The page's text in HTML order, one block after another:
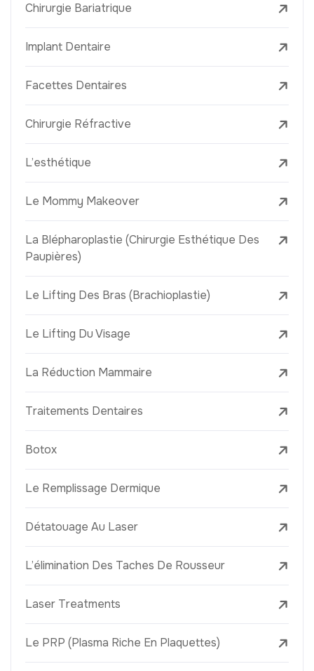
Chirurgie Bariatrique
Implant Dentaire
Facettes Dentaires
Chirurgie Réfractive
L’esthétique
Le Mommy Makeover
La Blépharoplastie (Chirurgie Esthétique Des
Paupières)
Le Lifting Des Bras (Brachioplastie)
Le Lifting Du Visage
La Réduction Mammaire
Traitements Dentaires
Botox
Le Remplissage Dermique
Détatouage Au Laser
L’élimination Des Taches De Rousseur
Laser Treatments
Le PRP (Plasma Riche En Plaquettes)